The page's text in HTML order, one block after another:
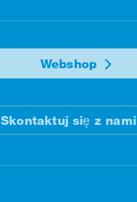
Webshop
Skontaktuj się z nami